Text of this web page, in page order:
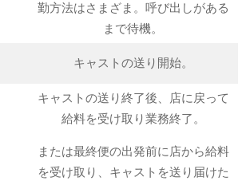
勤方法はさまざま。呼び出しがある
まで待機。
キャストの送り開始。
キャストの送り終了後、店に戻って
給料を受け取り業務終了。
または最終便の出発前に店から給料
を受け取り、キャストを送り届けた